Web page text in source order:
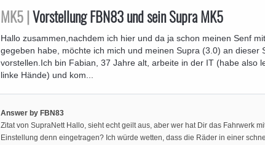
MK5 |Vorstellung FBN83 und sein Supra MK5
Hallo zusammen,nachdem ich hier und da ja schon meinen Senf
gegeben habe, möchte ich mich und meinen Supra (3.0) an dieser
vorstellen.Ich bin Fabian, 37 Jahre alt, arbeite in der IT (habe also
linke Hände) und kom...
Answer by FBN83
Zitat von SupraNett Hallo, sieht echt geilt aus, aber wer hat Dir das Fahrwerk
Einstellung denn eingetragen? Ich würde wetten, dass die Räder in einer